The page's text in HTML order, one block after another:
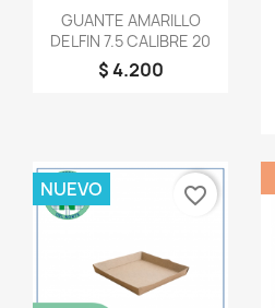
Vista rápida
GUANTE AMARILLO
DELFIN 7.5 CALIBRE 20
$ 4.200
NUEVO favorite_border